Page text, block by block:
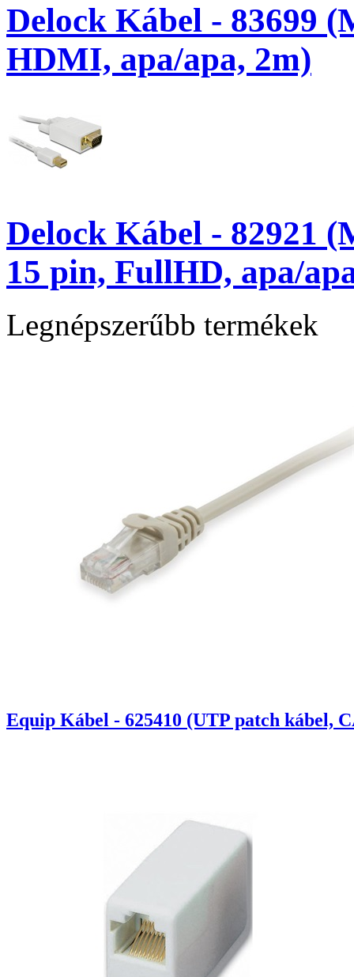
Delock Kábel - 83699
HDMI, apa/apa, 2m)
Delock Kábel - 82921
15 pin, FullHD, apa/
Legnépszerűbb termékek
Equip Kábel - 625410 (UTP patch kábel,